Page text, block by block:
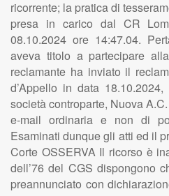
ricorrente; la pratica di
presa in carico dal CR
08.10.2024 ore 14:47.04.
aveva titolo a partecipare
reclamante ha inviato il
d’Appello in data
società controparte, Nuova
e-mail ordinaria e non di
Esaminati dunque gli atti ed il
Corte OSSERVA Il ricorso è
dell’76 del CGS dispongono
preannunciato con